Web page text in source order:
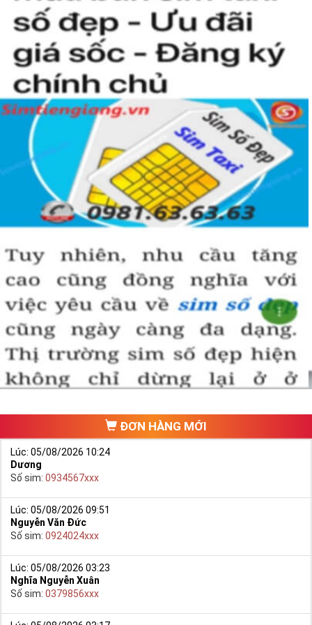
người khác cũng sẽ biết được vị trí của bạn trong xã hội là như thế
nào rồi?
Hướng dẫn mua Sim Tứ Quý 2 tại
Simtiengiang.vn.
Sim Tiền Giang là đơn vị cung cấp
Tứ Quý, sim giá rẻ uy
tín chất lượng.
Chọn mua sim số đẹp thường mất nhiều thời gian ở khoản lựa số,
một số phải vừa đẹp, vừa tốt về phong thủy thì mới là sim hoàn
hảo. Vậy phải làm sao?
- Cách nhanh nhất để chọn mua được Sim Tứ Quý 2 là bạn vào
trang chủ của Sim Tiền Giang, chọn mục “
Sim giảm giá
“ ở ngay đầu
trang chủ. Đây là danh sách sim được đại lý giảm giá vì một số lý
Ngoài ra quý khách chưa ưng ý về Sim Tứ Quý 2 có cũng thể tham
khảo thêm Sim Vinaphone,Sim Gmobile, Sim Tứ Quý Giữa
ĐƠN HÀNG MỚI
Lúc: 05/08/2026 10:24
Dương
Số sim: 0934567xxx
Lúc: 05/08/2026 09:51
Nguyễn Văn Đức
Số sim: 0924024xxx
Lúc: 05/08/2026 03:23
Nghĩa Nguyễn Xuân
Số sim: 0379856xxx